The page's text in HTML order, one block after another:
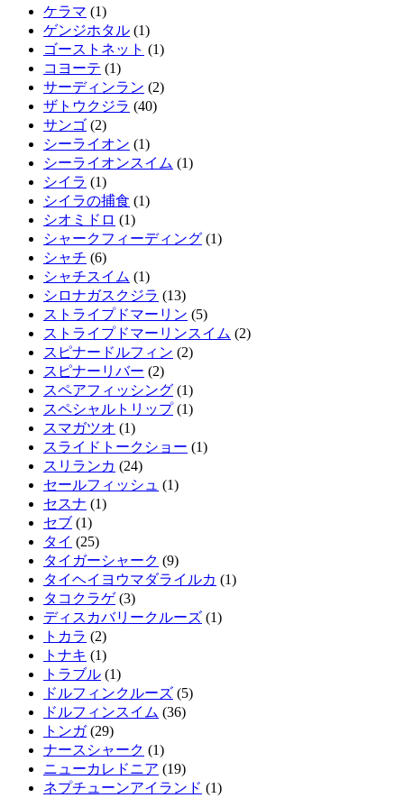
ケラマ (1)
ゲンジホタル (1)
ゴーストネット (1)
コヨーテ (1)
サーディンラン (2)
ザトウクジラ (40)
サンゴ (2)
シーライオン (1)
シーライオンスイム (1)
シイラ (1)
シイラの捕食 (1)
シオミドロ (1)
シャークフィーディング (1)
シャチ (6)
シャチスイム (1)
シロナガスクジラ (13)
ストライプドマーリン (5)
ストライプドマーリンスイム (2)
スピナードルフィン (2)
スピナーリバー (2)
スペアフィッシング (1)
スペシャルトリップ(1)
スマガツオ (1)
スライドトークショー (1)
スリランカ (24)
セールフィッシュ (1)
セスナ (1)
セブ (1)
タイ (25)
タイガーシャーク (9)
タイヘイヨウマダライルカ (1)
タコクラゲ(3)
ディスカバリークルーズ (1)
トカラ (2)
トナキ (1)
トラブル (1)
ドルフィンクルーズ (5)
ドルフィンスイム (36)
トンガ(29)
ナースシャーク (1)
ニューカレドニア (19)
ネプチューンアイランド (1)